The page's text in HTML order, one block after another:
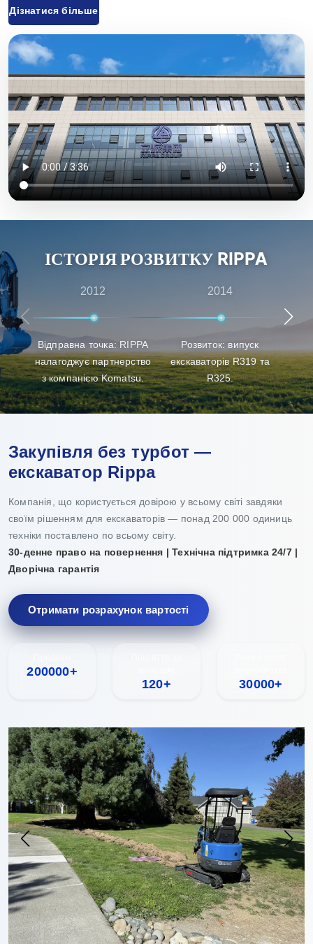
вилкові, міні-навантажувачі та відповідні аксесуари,
які широко використовуються в сільському
господарстві, будівництві, гірничодобувній
промисловості та інших галузях. Завдяки інноваційним
науково-дослідним розробкам та суворому контролю
якості обладнання, що постачається компанією «Rippa
Machinery», користується високою репутацією у всьому
світі. Ми переважно експортуємо продукцію на
європейський та американський ринки й надаємо річну
представників по всьому світу, які надають комплексні
послуги — від передпродажних консультацій до
післяпродажного обслуговування, — забезпечуючи
клієнтам найкращий досвід у виборі продукції, її
доставці та технічному обслуговуванні.
Дізнатися більше
ІСТОРІЯ РОЗВИТКУ RIPPA
2012
Відправна точка: RIPPA
налагоджує партнерство
з компанією Komatsu.
2014
Розвиток: випуск
екскаваторів R319 та
R325.
Закупівля без турбот —
екскаватор Rippa
Компанія, що користується довірою у всьому світі завдяки
своїм рішенням для екскаваторів — понад 200 000 одиниць
техніки поставлено по всьому світу.
30-денне право на повернення | Технічна підтримка 24/7 |
Дворічна гарантія
Отримати розрахунок вартості
200000+
120+ 30000+